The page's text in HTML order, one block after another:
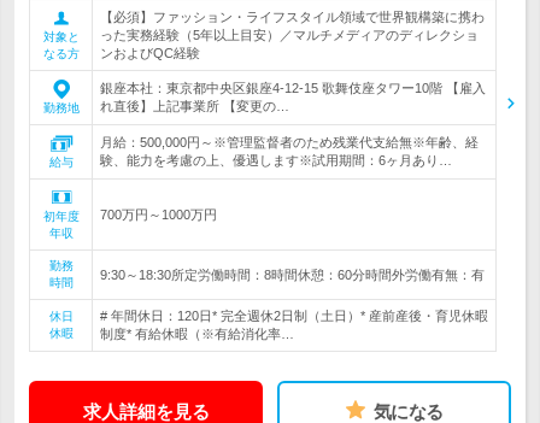
対象と
なる方
【必須】ファッション・ライフスタイル領域で世界観構築に携わ
った実務経験（5年以上目安）／マルチメディアのディレクショ
ンおよびQC経験
勤務地
銀座本社：東京都中央区銀座4-12-15 歌舞伎座タワー10階 【雇入
れ直後】上記事業所 【変更の…
給与
月給：500,000円～※管理監督者のため残業代支給無※年齢、経
験、能力を考慮の上、優遇します※試用期間：6ヶ月あり…
初年度
年収
700万円～1000万円
勤務
時間
9:30～18:30所定労働時間：8時間休憩：60分時間外労働有無：有
休日
休暇
# 年間休日：120日* 完全週休2日制（土日）* 産前産後・育児休暇
制度* 有給休暇（※有給消化率…
求人詳細を見る 気になる